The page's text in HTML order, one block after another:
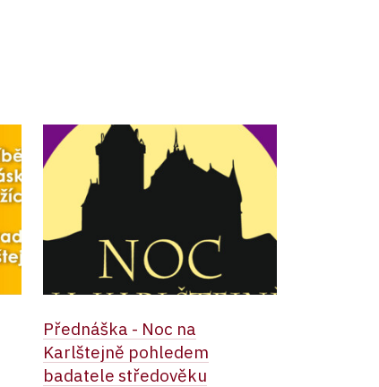
Přednáška - Noc na
Karlštejně pohledem
badatele středověku